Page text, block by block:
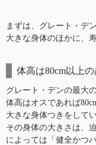
まずは、グレート・デ
大きな身体のほかに、
体高は80cm以上
グレート・デンの最大
体高はオスであれば
大きな身体つきをしてい
その身体の大きさは、
によっては「健全かつ